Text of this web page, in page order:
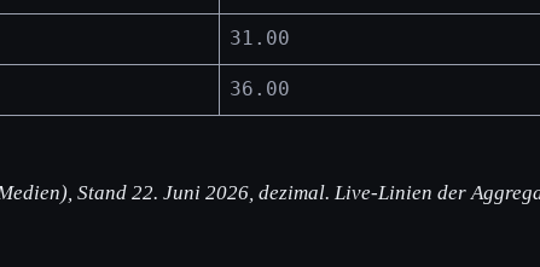
31.00
36.00
Stand 22. Juni 2026, dezimal. Live-Linien der